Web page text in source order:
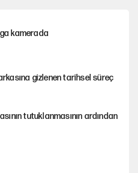
kamerada
gizlenen tarihsel süreç
tutuklanmasının ardından